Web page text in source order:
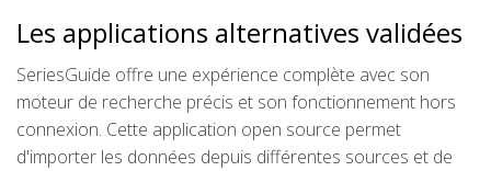
Les applications alternatives validées
SeriesGuide offre une expérience complète avec son
moteur de recherche précis et son fonctionnement hors
connexion. Cette application open source permet
d'importer les données depuis différentes sources et de